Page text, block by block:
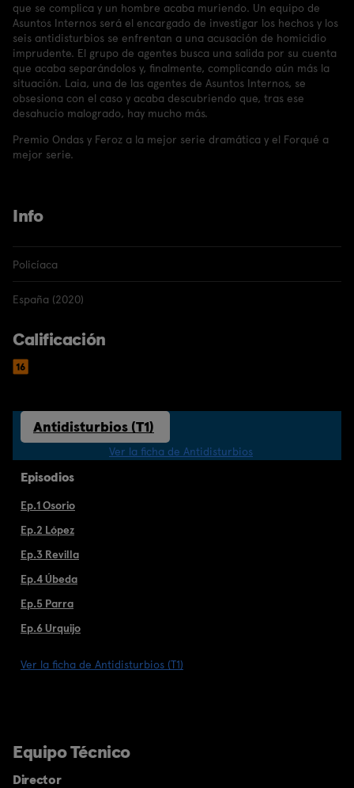
que se complica y un hombre acaba muriendo. Un equipo de
Asuntos Internos será el encargado de investigar los hechos y los
seis antidisturbios se enfrentan a una acusación de homicidio
imprudente. El grupo de agentes busca una salida por su cuenta
que acaba separándolos y, finalmente, complicando aún más la
situación. Laia, una de las agentes de Asuntos Internos, se
obsesiona con el caso y acaba descubriendo que, tras ese
desahucio malogrado, hay mucho más.
Premio Ondas y Feroz a la mejor serie dramática y el Forqué a
mejor serie.
Info
Policíaca
España (2020)
Calificación
Antidisturbios (T1)
Ver la ficha de Antidisturbios
Episodios
Ep.1 Osorio
Ep.2 López
Ep.3 Revilla
Ep.4 Úbeda
Ep.5 Parra
Ep.6 Urquijo
Ver la ficha de Antidisturbios (T1)
Equipo Técnico
Director